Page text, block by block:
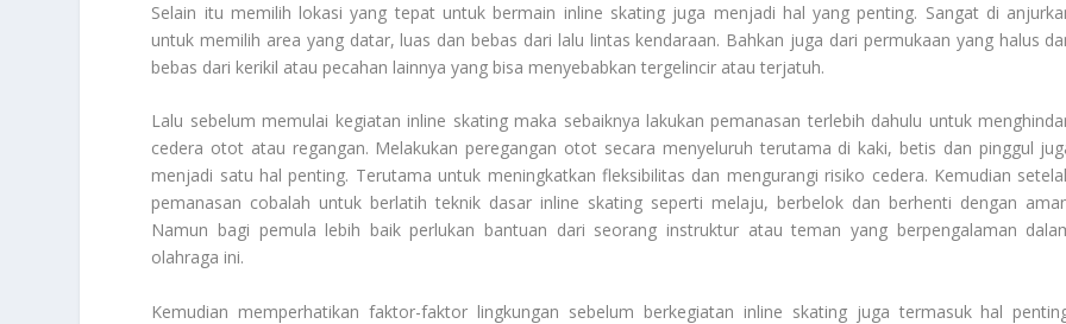
Selain itu memilih lokasi yang tepat untuk bermain inline skating juga menjadi hal yang penting. Sangat di
untuk memilih area yang datar, luas dan bebas dari lalu lintas kendaraan. Bahkan juga dari permukaan yang halus
bebas dari kerikil atau pecahan lainnya yang bisa menyebabkan tergelincir atau terjatuh.
Lalu sebelum memulai kegiatan inline skating maka sebaiknya lakukan pemanasan terlebih dahulu untuk
cedera otot atau regangan. Melakukan peregangan otot secara menyeluruh terutama di kaki, betis dan pinggul
menjadi satu hal penting. Terutama untuk meningkatkan fleksibilitas dan mengurangi risiko cedera. Kemudian
pemanasan cobalah untuk berlatih teknik dasar inline skating seperti melaju, berbelok dan berhenti dengan
Namun bagi pemula lebih baik perlukan bantuan dari seorang instruktur atau teman yang berpengalaman
olahraga ini.
Kemudian memperhatikan faktor-faktor lingkungan sebelum berkegiatan inline skating juga termasuk hal